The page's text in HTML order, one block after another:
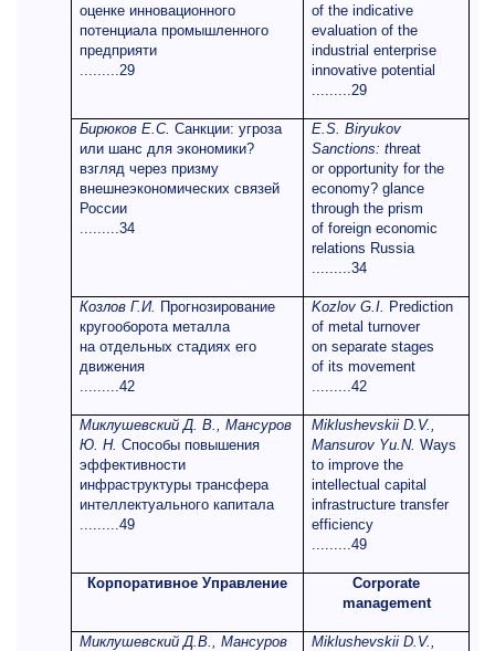
оценке инновационного
потенциала промышленного
предприяти
.........29
of the indicative
evaluation of the
industrial enterprise
innovative potential
.........29
Бирюков Е.С. Санкции: угроза
или шанс для экономики?
взгляд через призму
внешнеэкономических связей
России
.........34
E.S. Biryukov
Sanctions: threat
or opportunity for the
economy? glance
through the prism
of foreign economic
relations Russia
.........34
Козлов Г.И. Прогнозирование
кругооборота металла
на отдельных стадиях его
движения
.........42
Kozlov G.I. Prediction
of metal turnover
on separate stages
of its movement
.........42
Миклушевский Д. В., Мансуров
Ю. Н.Способы повышения
эффективности
инфраструктуры трансфера
интеллектуального капитала
.........49
Miklushevskii D.V.,
Mansurov Yu.N.Ways
to improve the
intellectual capital
infrastructure transfer
efficiency
.........49
Корпоративное Управление
Corporate
management
Миклушевский Д.В., Мансуров
Miklushevskii D.V.,